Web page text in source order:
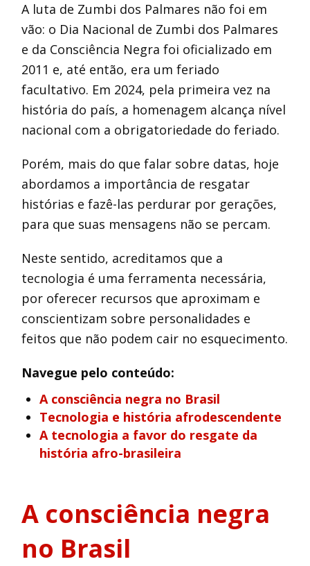
A luta de Zumbi dos Palmares não foi em
vão: o Dia Nacional de Zumbi dos Palmares
e da Consciência Negra foi oficializado em
2011 e, até então, era um feriado
facultativo. Em 2024, pela primeira vez na
história do país, a homenagem alcança nível
nacional com a obrigatoriedade do feriado.
Porém, mais do que falar sobre datas, hoje
abordamos a importância de resgatar
histórias e fazê-las perdurar por gerações,
para que suas mensagens não se percam.
Neste sentido, acreditamos que a
tecnologia é uma ferramenta necessária,
por oferecer recursos que aproximam e
conscientizam sobre personalidades e
feitos que não podem cair no esquecimento.
Navegue pelo conteúdo:
A consciência negra no Brasil
Tecnologia e história afrodescendente
A tecnologia a favor do resgate da
história afro-brasileira
A consciência negra
no Brasil